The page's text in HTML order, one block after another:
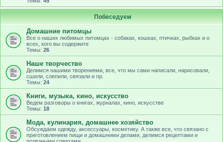
Побеседуем
Домашние питомцы
Все о наших любимых питомцах - собаках, кошках, птичках, рыбках и о
всех, кого вы содержите
Темы: 26
Наше творчество
Делимся нашими творениями, все, что мы сами написали, нарисовали,
сшили, слепили, связали и пр.
Темы: 24
Книги, музыка, кино, искусство
Ведем разговоры о книгах, журналах, кино, искусстве
Темы: 18
Мода, кулинария, домашнее хозяйство
Обсуждаем одежду, аксессуары, косметику. А также все, что связано с
приготовлением пищи и домашними делами, делимся рецептами и